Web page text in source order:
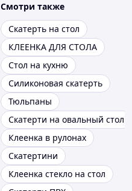
Смотри также
Скатерть на стол
КЛЕЕНКА ДЛЯ СТОЛА
Стол на кухню
Силиконовая скатерть
Тюльпаны
Скатерти на овальный стол
Клеенка в рулонах
Скатертини
Клеенка стекло на стол